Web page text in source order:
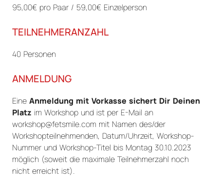
95,00€ pro Paar / 59,00€ Einzelperson
TEILNEHMERANZAHL
40 Personen
ANMELDUNG
Eine Anmeldung mit Vorkasse sichert Dir Deinen
Platz im Workshop und ist per E-Mail an
workshop@fetsmile.com mit Namen des/der
Workshopteilnehmenden, Datum/Uhrzeit, Workshop-
Nummer und Workshop-Titel bis Montag 30.10.2023
möglich (soweit die maximale Teilnehmerzahl noch
nicht erreicht ist).